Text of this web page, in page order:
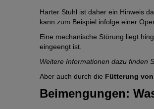
Harter Stuhl ist daher ein Hinweis
kann zum Beispiel infolge einer
Eine mechanische Störung liegt
eingeengt ist.
Weitere Informationen dazu finden
Aber auch durch die Fütterung
Beimengungen: